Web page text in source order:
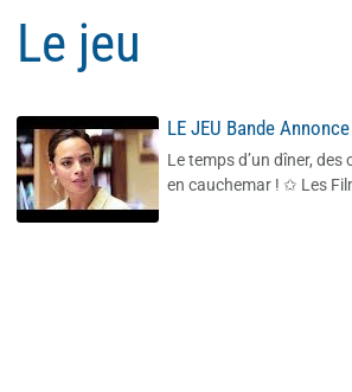
Le jeu
LE JEU Bande
Le temps d’un dîner,
en cauchemar ! ✩ Les